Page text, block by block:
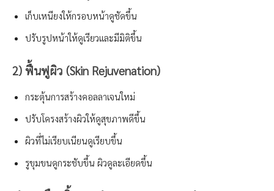
เก็บเหนียงให้กรอบหน้าดูชัดขึ้น
ปรับรูปหน้าให้ดูเรียวและมีมิติขึ้น
2) ฟื้นฟูผิว (Skin Rejuvenation)
กระตุ้นการสร้างคอลลาเจนใหม่
ปรับโครงสร้างผิวให้ดูสุขภาพดีขึ้น
ผิวที่ไม่เรียบเนียนดูเรียบขึ้น
รูขุมขนดูกระชับขึ้น ผิวดูละเอียดขึ้น